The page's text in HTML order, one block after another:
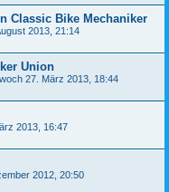
Classic Bike Mechaniker
2013, 21:14
Union
27. März 2013, 18:44
2013, 16:47
2012, 20:50